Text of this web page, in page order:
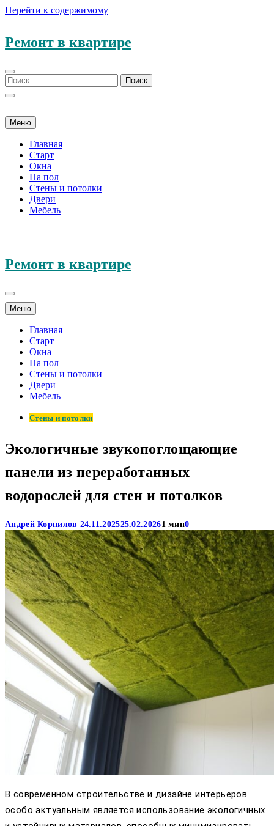
Перейти к содержимому
Ремонт в квартире
Меню
Главная
Старт
Окна
На пол
Стены и потолки
Двери
Мебель
Ремонт в квартире
Меню
Главная
Старт
Окна
На пол
Стены и потолки
Двери
Мебель
Стены и потолки
Экологичные звукопоглощающие
панели из переработанных
водорослей для стен и потолков
Андрей Корнилов 24.11.202525.02.20261 мин0
В современном строительстве и дизайне интерьеров
особо актуальным является использование экологичных